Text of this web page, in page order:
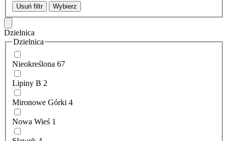
Usuń filtr Wybierz
Dzielnica
Dzielnica
Nieokreślona 67
Lipiny B 2
Mironowe Górki 4
Nowa Wieś 1